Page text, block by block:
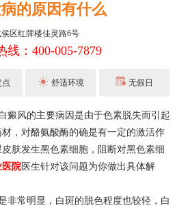
的原因有什么
区红牌楼佳灵路6号
线：400-005-7879
点 舒适环境 无假日
癜风的主要病因是由于色素脱失而引起
，对酪氨酸酶的确是有一定的激活作
肤发生黑色素细胞，阻断对黑色素细
医院 医生针对该问题为你做出具体解
非常明显，白斑的脱色程度也较轻，白